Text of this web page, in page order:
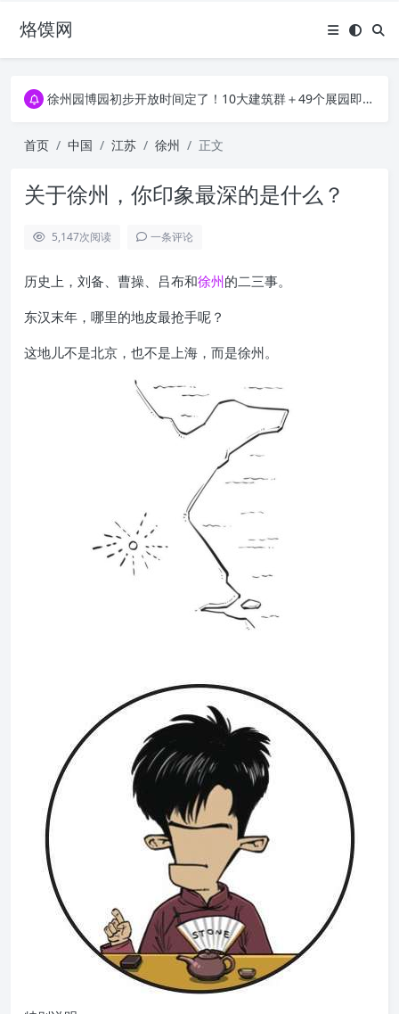
烙馍网
徐州园博园初步开放时间定了！10大建筑群＋49个展园即将亮相！
首页 中国 江苏 徐州 正文
关于徐州，你印象最深的是什么？
5,147次阅读 一条评论
历史上，刘备、曹操、吕布和徐州的二三事。
东汉末年，哪里的地皮最抢手呢？
这地儿不是北京，也不是上海，而是徐州。